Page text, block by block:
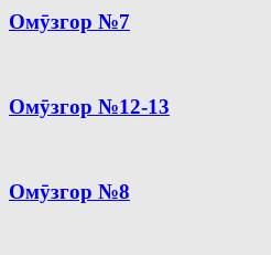
Омӯзгор №7
Омӯзгор №12-13
Омӯзгор №8